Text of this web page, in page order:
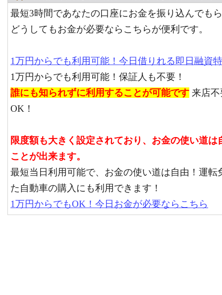
最短3時間であなたの口座にお金を振り込んでも
どうしてもお金が必要ならこちらが便利です。
1万円からでも利用可能！今日借りれる即日融資
1万円からでも利用可能！保証人も不要！
誰にも知られずに利用することが可能です 来店
OK！
限度額も大きく設定されており、お金の使い道は
ことが出来ます。
最短当日利用可能で、お金の使い道は自由！運転
た自動車の購入にも利用できます！
1万円からでもOK！今日お金が必要ならこちら